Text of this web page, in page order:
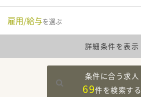
雇用/給与を選ぶ
詳細条件を表示
条件に合う求人
69件を検索する